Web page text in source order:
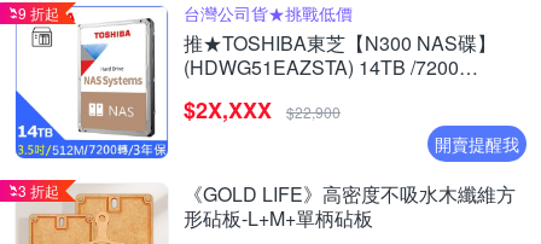
9 折起 台灣公司貨★挑戰低價
推★TOSHIBA東芝【N300 NAS碟】
(HDWG51EAZSTA) 14TB /7200
$2X,XXX $22,900
開賣提醒我
3 折起
《GOLD LIFE》高密度不吸水木纖維方
形砧板-L+M+單柄砧板